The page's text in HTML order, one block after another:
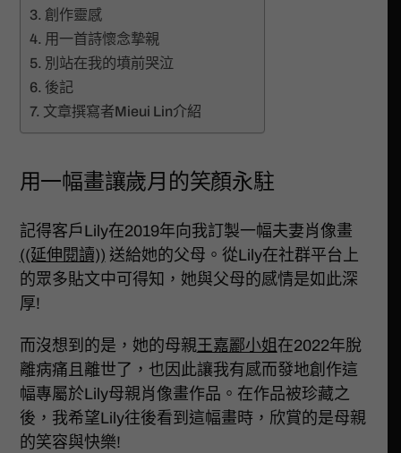
創作靈感
用一首詩懷念摯親
別站在我的墳前哭泣
後記
文章撰寫者Mieui Lin介紹
用一幅畫讓歲月的笑顏永駐
記得客戶Lily在2019年向我訂製一幅夫妻肖像畫
((延伸閱讀)) 送給她的父母。從Lily在社群平台上
的眾多貼文中可得知，她與父母的感情是如此深
厚!
而沒想到的是，她的母親王嘉酈小姐在2022年脫
離病痛且離世了，也因此讓我有感而發地創作這
幅專屬於Lily母親肖像畫作品。在作品被珍藏之
後，我希望Lily往後看到這幅畫時，欣賞的是母親
的笑容與快樂!